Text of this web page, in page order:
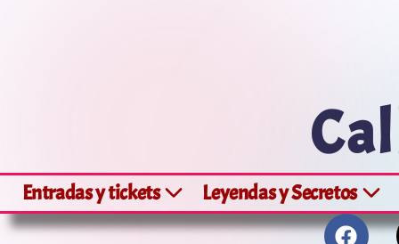
Entradas y tickets Leyendas y Secretos